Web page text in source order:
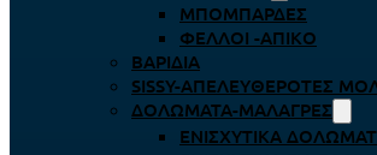
ΜΠΟΜΠΆΡΔΕΣ
ΦΕΛΛΟΊ -ΑΠΊΚΟ
ΒΑΡΊΔΙΑ
SISSY-ΑΠΕΛΕΥΘΕΡΟΤΈΣ
ΔΟΛΏΜΑΤΑ-ΜΑΛΆΓΡΕΣ
ΕΝΙΣΧΥΤΙΚΆ